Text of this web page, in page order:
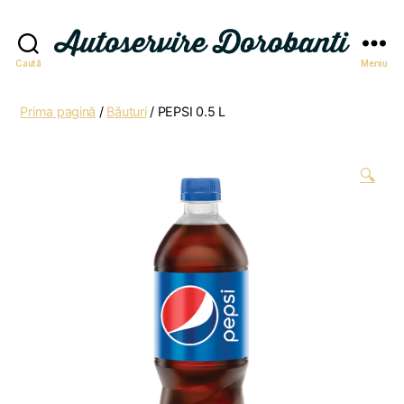
Caută Meniu
Prima pagină / Băuturi/ PEPSI 0.5 L
🔍